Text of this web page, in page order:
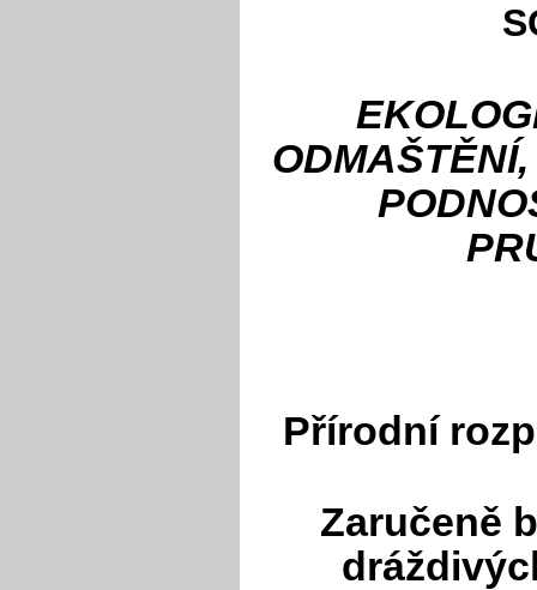
Přírodní
Zaručeně